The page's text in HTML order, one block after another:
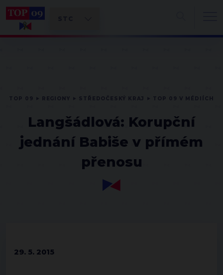
Langšádlová: Korupční
jednání Babiše v přímém
přenosu
29. 5. 2015